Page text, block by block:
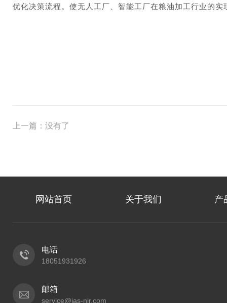
优化决策流程。使无人工厂、智能工厂在粮油加工行业的实
上一篇：没有了
网站首页 关于我们 产
电话
18051931926
邮箱
service@ias-nir.com